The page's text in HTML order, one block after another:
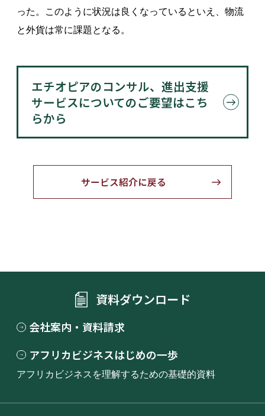
った。このように状況は良くなっているといえ、物流
と外貨は常に課題となる。
エチオピアのコンサル、進出支援
サービスについてのご要望はこち
らから
サービス紹介に戻る
資料ダウンロード
会社案内・資料請求
アフリカビジネスはじめの一歩
アフリカビジネスを理解するための基礎的資料